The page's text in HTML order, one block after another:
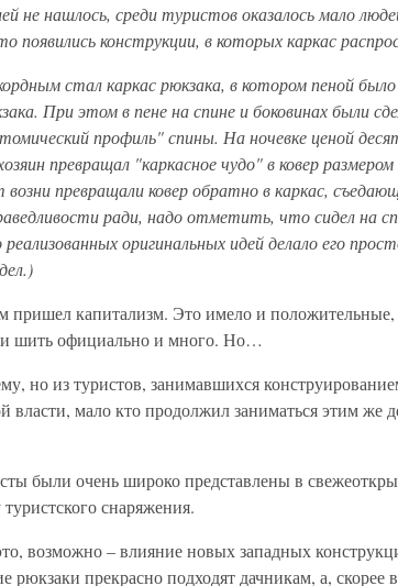
не нашлось, среди туристов оказалось мало
появились конструкции, в которых каркас
стал каркас рюкзака, в котором пеной
При этом в пене на спине и боковинах были
профиль" спины. На ночевке ценой
превращал "каркасное чудо" в ковер
превращали ковер обратно в каркас,
ради, надо отметить, что сидел на
реализованных оригинальных идей делало его
пришел капитализм. Это имело и положительные,
шить официально и много. Но…
но из туристов, занимавшихся
власти, мало кто продолжил заниматься этим же
были очень широко представлены в
снаряжения.
возможно – влияние новых западных
рюкзаки прекрасно подходят дачникам, а, скорее